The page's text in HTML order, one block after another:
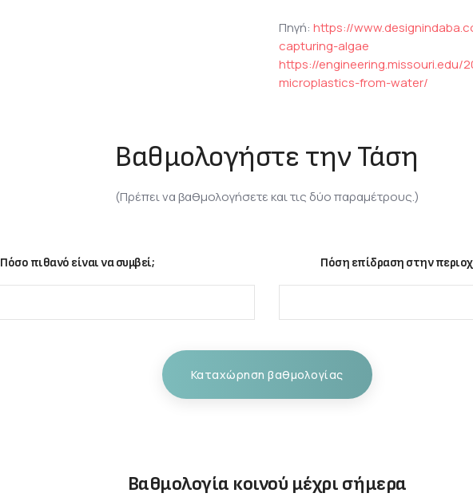
Πηγή: https://
capturing-algae
https://
microplastics-from-water/
Βαθμολογήστε την Τάση
(Πρέπει να βαθμολογήσετε και τις δύο παραμέτρους.)
Πόσο πιθανό είναι να συμβεί; Πόση επίδραση στην
Καταχώρηση βαθμολογίας
Βαθμολογία κοινού μέχρι σήμερα